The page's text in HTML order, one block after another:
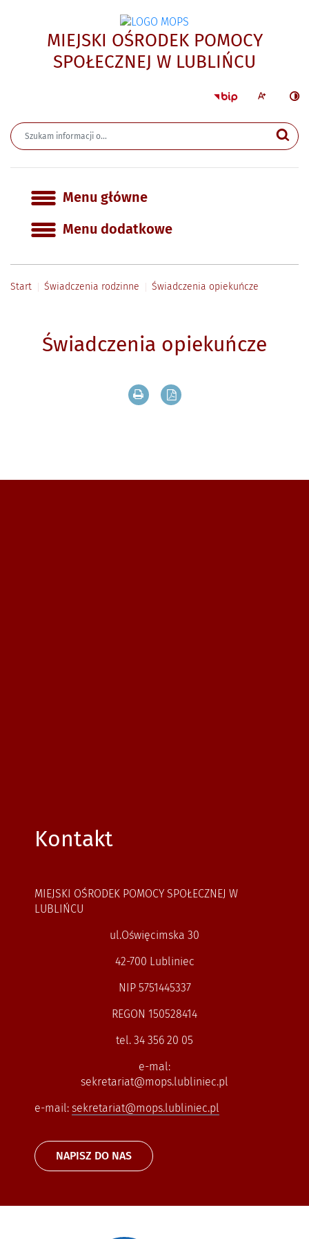
MIEJSKI OŚRODEK POMOCY
SPOŁECZNEJ W LUBLIŃCU
StronaWiększa
Wyszukiwarka
Menu główne
Menu główne
Menu dodatkowe
Start Świadczenia rodzinne Świadczenia opiekuńcze
Świadczenia opiekuńcze
Drukuj zawartość bieżącej strony
Zapisz tekst bieżącej
Kontakt
MIEJSKI OŚRODEK POMOCY SPOŁECZNEJ W
LUBLIŃCU
ul.Oświęcimska 30
42-700 Lubliniec
NIP 5751445337
REGON 150528414
tel. 34 356 20 05
e-mal:
sekretariat@mops.lubliniec.pl
e-mail: sekretariat@mops.lubliniec.pl
NAPISZ DO NAS